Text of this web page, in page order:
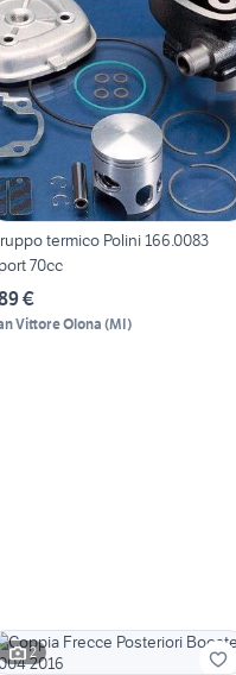
termico Polini 166.0083
70cc
€
Vittore Olona (MI)
2